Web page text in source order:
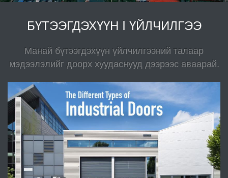
БҮТЭЭГДЭХҮҮН I ҮЙЛЧИЛГЭЭ
Манай бүтээгдэхүүн үйлчилгээний талаар
мэдээлэлийг доорх хуудаснууд дээрээс аваарай.